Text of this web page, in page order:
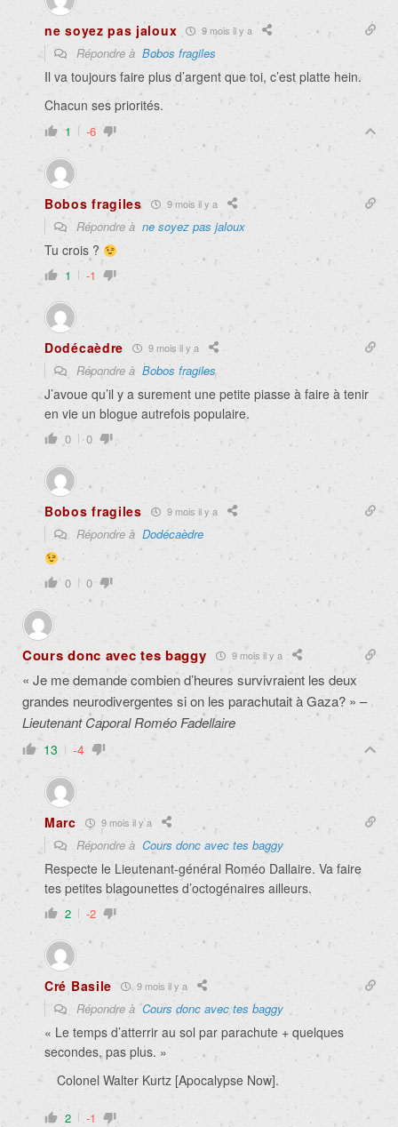
ne soyez pas jaloux 9 mois il y a
Répondre à Bobos fragiles
Il va toujours faire plus d’argent que toi, c’est platte hein.
Chacun ses priorités.
1 -6
Bobos fragiles 9 mois il y a
Répondre à ne soyez pas jaloux
Tu crois ?
1 -1
Dodécaèdre 9 mois il y a
Répondre à Bobos fragiles
J’avoue qu’il y a surement une petite piasse à faire à tenir
en vie un blogue autrefois populaire.
0 0
Bobos fragiles 9 mois il y a
Répondre à Dodécaèdre
0 0
Cours donc avec tes baggy 9 mois il y a
« Je me demande combien d’heures survivraient les deux
grandes neurodivergentes si on les parachutait à Gaza? » –
Lieutenant Caporal Roméo Fadellaire
13 -4
Marc 9 mois il y a
Répondre à Cours donc avec tes baggy
Respecte le Lieutenant-général Roméo Dallaire. Va faire
tes petites blagounettes d’octogénaires ailleurs.
2 -2
Cré Basile 9 mois il y a
Répondre àCours donc avec tes baggy
« Le temps d’atterrir au sol par parachute + quelques
secondes, pas plus. »
Colonel Walter Kurtz [Apocalypse Now].
2 -1